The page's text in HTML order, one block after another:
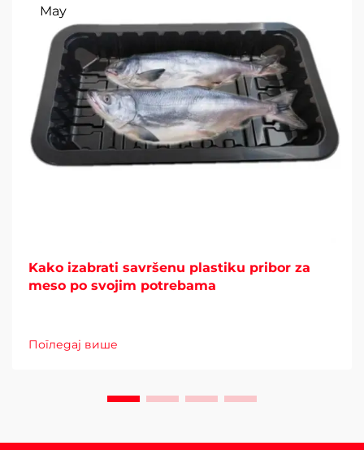
May
Kako izabrati savršenu plastiku pribor za
meso po svojim potrebama
Погледај више